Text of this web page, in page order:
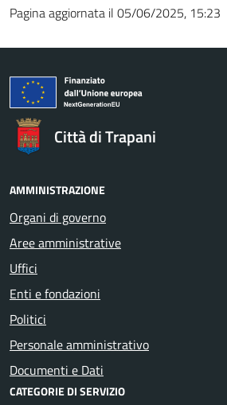
Pagina aggiornata il 05/06/2025, 15:23
Città di Trapani
AMMINISTRAZIONE
Organi di governo
Aree amministrative
Uffici
Enti e fondazioni
Politici
Personale amministrativo
Documenti e Dati
CATEGORIE DI SERVIZIO